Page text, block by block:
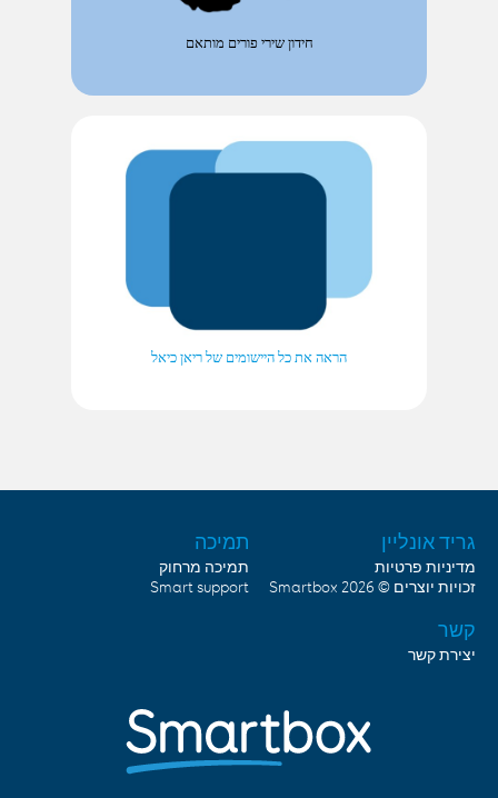
חידון שירי פורים מותאם
הראה את כל היישומים של ריאן כיאל
גריד אונליין
מדיניות פרטיות
זכויות יוצרים © 2026
Smartbox
תמיכה
תמיכה מרחוק
Smart support
קשר
יצירת קשר